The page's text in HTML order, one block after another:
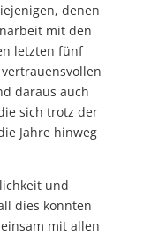
denen
mit den
letzten fünf
daraus auch
sich trotz der
Jahre hinweg
und
dies konnten
mit allen